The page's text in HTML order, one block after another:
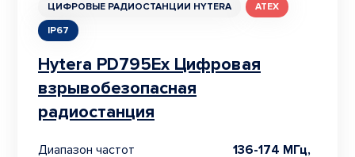
ЦИФРОВЫЕ РАДИОСТАНЦИИ HYTERA
ATEX
IP67
Hytera PD795Ex Цифровая
взрывобезопасная
радиостанция
Диапазон частот
136-174 МГц,